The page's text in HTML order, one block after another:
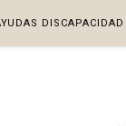
DISCAPACIDAD